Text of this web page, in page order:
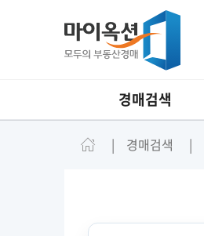
경매검색
경매검색